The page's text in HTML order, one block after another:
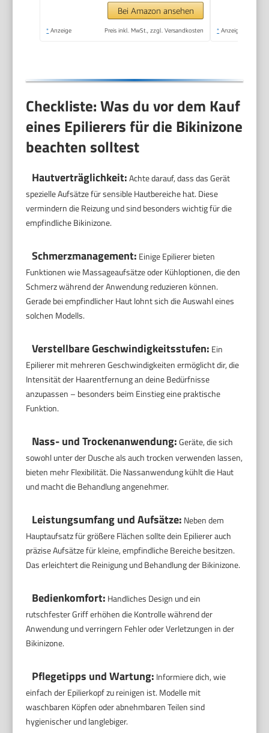
Facespa
Gesichtshaarentferner
— 9-381, Weiß/Silber
Bei Amazon ansehen
* Anzeige Preis inkl. MwSt., zzgl. Versandkosten * Anzeige
Checkliste: Was du vor dem Kauf
eines Epilierers für die Bikinizone
beachten solltest
Hautverträglichkeit:Achte darauf, dass das Gerät
spezielle Aufsätze für sensible Hautbereiche hat. Diese
vermindern die Reizung und sind besonders wichtig für die
empfindliche Bikinizone.
Schmerzmanagement: Einige Epilierer bieten
Funktionen wie Massageaufsätze oder Kühloptionen, die den
Schmerz während der Anwendung reduzieren können.
Gerade bei empfindlicher Haut lohnt sich die Auswahl eines
solchen Modells.
Verstellbare Geschwindigkeitsstufen: Ein
Epilierer mit mehreren Geschwindigkeiten ermöglicht dir, die
Intensität der Haarentfernung an deine Bedürfnisse
anzupassen – besonders beim Einstieg eine praktische
Funktion.
Nass- und Trockenanwendung:Geräte, die sich
sowohl unter der Dusche als auch trocken verwenden lassen,
bieten mehr Flexibilität. Die Nassanwendung kühlt die Haut
und macht die Behandlung angenehmer.
Leistungsumfang und Aufsätze: Neben dem
Hauptaufsatz für größere Flächen sollte dein Epilierer auch
präzise Aufsätze für kleine, empfindliche Bereiche besitzen.
Das erleichtert die Reinigung und Behandlung der Bikinizone.
Bedienkomfort: Handliches Design und ein
rutschfester Griff erhöhen die Kontrolle während der
Anwendung und verringern Fehler oder Verletzungen in der
Bikinizone.
Pflegetipps und Wartung: Informiere dich, wie
einfach der Epilierkopf zu reinigen ist. Modelle mit
waschbaren Köpfen oder abnehmbaren Teilen sind
hygienischer und langlebiger.